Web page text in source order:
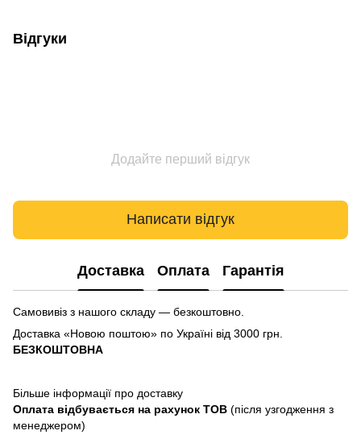
Відгуки
Додайте перший відгук
Написати відгук
Доставка Оплата Гарантія
Самовивіз з нашого складу — безкоштовно.
Доставка «Новою поштою» по Україні від 3000 грн.
БЕЗКОШТОВНА
Більше інформації про доставку
Оплата відбувається на рахунок TOB (після узгодження з
менеджером)